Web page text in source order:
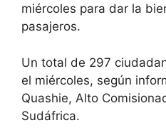
miércoles para dar la
pasajeros.
Un total de 297
el miércoles, según
Quashie, Alto
Sudáfrica.